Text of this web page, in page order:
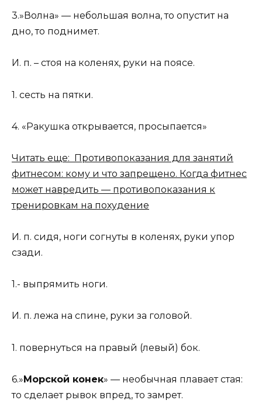
3.»Волна» — небольшая волна, то опустит на
дно, то поднимет.
И. п. – стоя на коленях, руки на поясе.
1. сесть на пятки.
4. «Ракушка открывается, просыпается»
Читать еще: Противопоказания для занятий
фитнесом: кому и что запрещено. Когда фитнес
может навредить — противопоказания к
тренировкам на похудение
И. п. сидя, ноги согнуты в коленях, руки упор
сзади.
1.- выпрямить ноги.
И. п. лежа на спине, руки за головой.
1. повернуться на правый (левый) бок.
6.»Морской конек» — необычная плавает стая:
то сделает рывок впред, то замрет.